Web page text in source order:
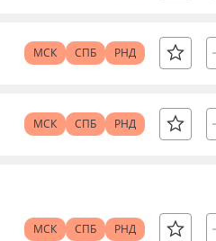
МСК СПБ РНД
МСК СПБ РНД
МСК СПБ РНД